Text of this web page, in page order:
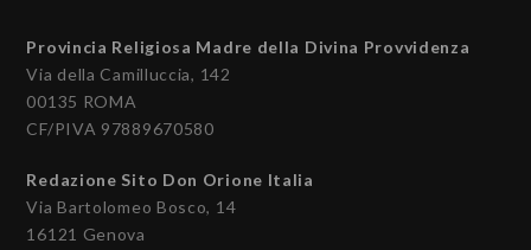
Provincia Religiosa Madre della Divina Provvidenza
Via della Camilluccia, 142
00135 ROMA
CF/PIVA 97889670580
Redazione Sito Don Orione Italia
Via Bartolomeo Bosco, 14
16121 Genova